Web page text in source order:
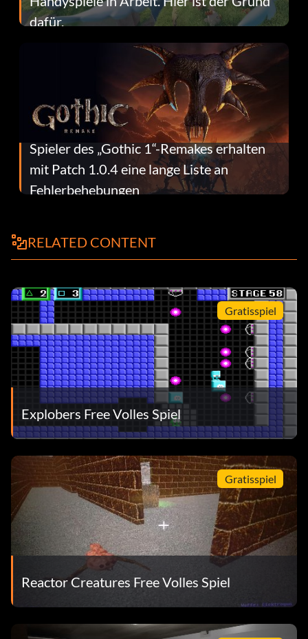
dafür.
Spieler des „Gothic 1“-Remakes erhalten
mit Patch 1.0.4 eine lange Liste an
Fehlerbehebungen
RELATED CONTENT
Gratisspiel
Explobers Free Volles Spiel
Gratisspiel
Reactor Creatures Free Volles Spiel